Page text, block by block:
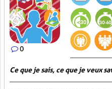
0
Ce que je sais, ce que je veux